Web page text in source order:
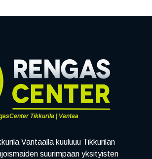
Tikkurila | Vantaa
Vantaalla kuuluuu Tikkurilan
suurimpaan yksityisten